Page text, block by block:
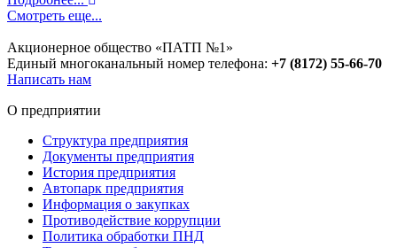
Смотреть еще...
Акционерное общество «ПАТП №1»
Единый многоканальный номер телефона: +7 (8172) 55-66-70
Написать нам
О предприятии
Структура предприятия
Документы предприятия
История предприятия
Автопарк предприятия
Информация о закупках
Противодействие коррупции
Политика обработки ПНД